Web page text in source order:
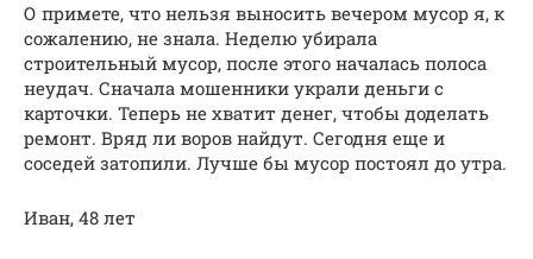
О примете, что нельзя выносить вечером мусор я, к
сожалению, не знала. Неделю убирала
строительный мусор, после этого началась полоса
неудач. Сначала мошенники украли деньги с
карточки. Теперь не хватит денег, чтобы доделать
ремонт. Вряд ли воров найдут. Сегодня еще и
соседей затопили. Лучше бы мусор постоял до утра.
Иван, 48 лет